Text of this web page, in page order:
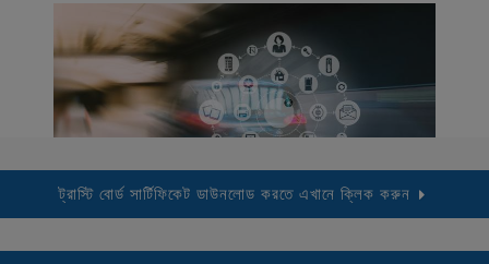
ট্রাস্টি বোর্ড সার্টিফিকেট ডাউনলোড করতে এখানে ক্লিক করুন